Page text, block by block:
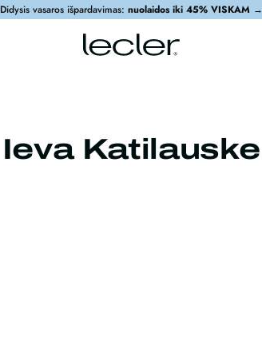
Didysis vasaros išpardavimas: nuolaidos iki 45% VISKAM→
Ieva Katilauske